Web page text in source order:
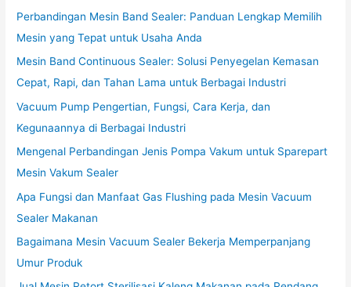
Perbandingan Mesin Band Sealer: Panduan Lengkap Memilih
Mesin yang Tepat untuk Usaha Anda
Mesin Band Continuous Sealer: Solusi Penyegelan Kemasan
Cepat, Rapi, dan Tahan Lama untuk Berbagai Industri
Vacuum Pump Pengertian, Fungsi, Cara Kerja, dan
Kegunaannya di Berbagai Industri
Mengenal Perbandingan Jenis Pompa Vakum untuk Sparepart
Mesin Vakum Sealer
Apa Fungsi dan Manfaat Gas Flushing pada Mesin Vacuum
Sealer Makanan
Bagaimana Mesin Vacuum Sealer Bekerja Memperpanjang
Umur Produk